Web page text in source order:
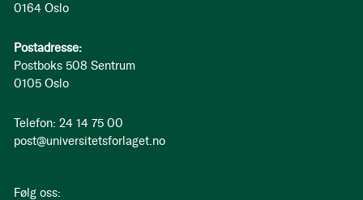
0164 Oslo
Postadresse:
Postboks 508 Sentrum
0105 Oslo
Telefon: 24 14 75 00
post@universitetsforlaget.no
Følg oss: